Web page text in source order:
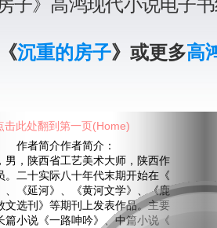
子》高鸿现代小说电子
沉重的房子》或更多高
介作者简介：
，陕西省工艺美术大师，陕西作
。二十实际八十年代末期开始在《
、《延河》、《黄河文学》、《鹿
文选刊》等期刊上发表作品。主要
篇小说《一路呻吟》、中篇小说《
击此处翻到第一页(Home)